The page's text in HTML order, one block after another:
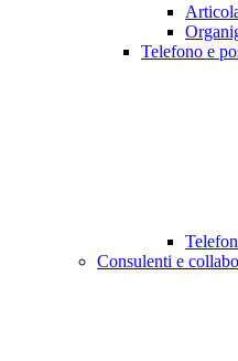
Telefono e
Consulenti e